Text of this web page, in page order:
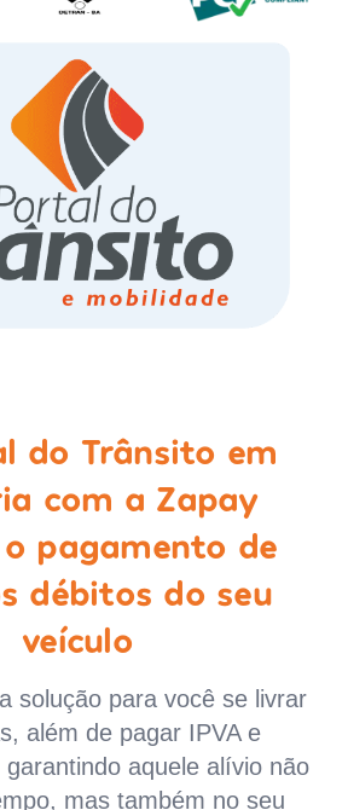
do Trânsito em
com a Zapay
pagamento de
débitos do seu
veículo
solução para você se livrar
além de pagar IPVA e
garantindo aquele alívio não
mas também no seu